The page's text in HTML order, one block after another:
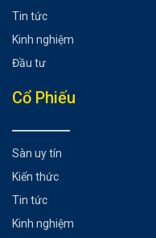
Tin tức
Kinh nghiệm
Đầu tư
Cổ Phiếu
Sàn uy tín
Kiến thức
Tin tức
Kinh nghiệm